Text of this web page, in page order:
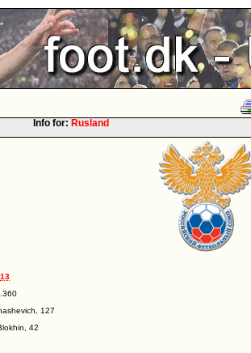
Info for: Rusland
13
127
42